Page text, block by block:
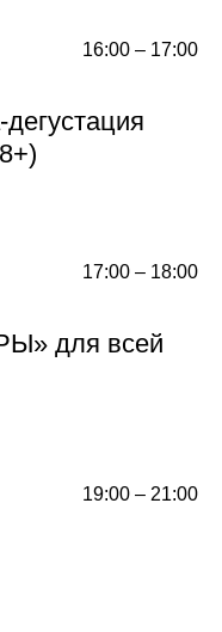
16:00 – 17:00
17:00 – 18:00
для всей
19:00 – 21:00